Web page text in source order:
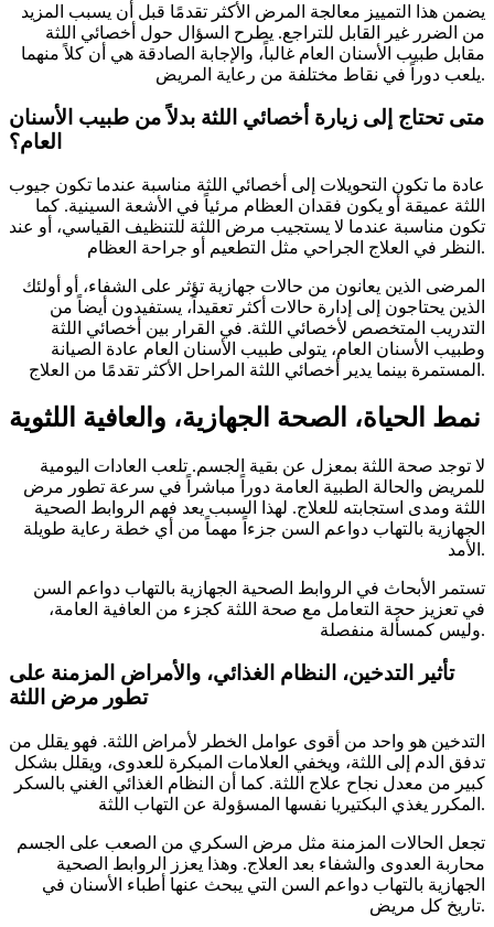
يضمن هذا التمييز معالجة المرض الأكثر تقدمًا قبل أن يسبب المزيد
من الضرر غير القابل للتراجع. يطرح السؤال حول أخصائي اللثة
مقابل طبيب الأسنان العام غالباً، والإجابة الصادقة هي أن كلاً منهما
يلعب دوراً في نقاط مختلفة من رعاية المريض.
متى تحتاج إلى زيارة أخصائي اللثة بدلاً من طبيب الأسنان
العام؟
عادة ما تكون التحويلات إلى أخصائي اللثة مناسبة عندما تكون جيوب
اللثة عميقة أو يكون فقدان العظام مرئياً في الأشعة السينية. كما
تكون مناسبة عندما لا يستجيب مرض اللثة للتنظيف القياسي، أو عند
النظر في العلاج الجراحي مثل التطعيم أو جراحة العظام.
المرضى الذين يعانون من حالات جهازية تؤثر على الشفاء، أو أولئك
الذين يحتاجون إلى إدارة حالات أكثر تعقيداً، يستفيدون أيضاً من
التدريب المتخصص لأخصائي اللثة. في القرار بين أخصائي اللثة
وطبيب الأسنان العام، يتولى طبيب الأسنان العام عادة الصيانة
المستمرة بينما يدير أخصائي اللثة المراحل الأكثر تقدمًا من العلاج.
نمط الحياة، الصحة الجهازية، والعافية اللثوية
لا توجد صحة اللثة بمعزل عن بقية الجسم. تلعب العادات اليومية
للمريض والحالة الطبية العامة دوراً مباشراً في سرعة تطور مرض
اللثة ومدى استجابته للعلاج. لهذا السبب يعد فهم الروابط الصحية
الجهازية بالتهاب دواعم السن جزءاً مهماً من أي خطة رعاية طويلة
الأمد.
تستمر الأبحاث في الروابط الصحية الجهازية بالتهاب دواعم السن
في تعزيز حجة التعامل مع صحة اللثة كجزء من العافية العامة،
وليس كمسألة منفصلة.
تأثير التدخين، النظام الغذائي، والأمراض المزمنة على
تطور مرض اللثة
التدخين هو واحد من أقوى عوامل الخطر لأمراض اللثة. فهو يقلل من
تدفق الدم إلى اللثة، ويخفي العلامات المبكرة للعدوى، ويقلل بشكل
كبير من معدل نجاح علاج اللثة. كما أن النظام الغذائي الغني بالسكر
المكرر يغذي البكتيريا نفسها المسؤولة عن التهاب اللثة.
تجعل الحالات المزمنة مثل مرض السكري من الصعب على الجسم
محاربة العدوى والشفاء بعد العلاج. وهذا يعزز الروابط الصحية
الجهازية بالتهاب دواعم السن التي يبحث عنها أطباء الأسنان في
تاريخ كل مريض.